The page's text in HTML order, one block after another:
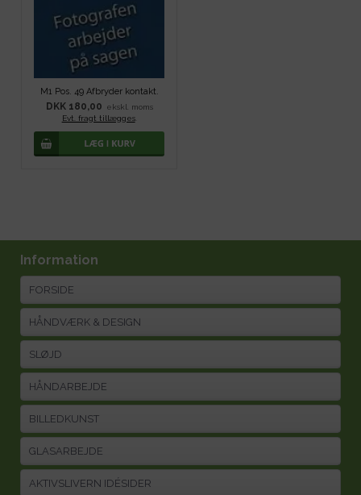
M1 Pos. 49 Afbryder kontakt.
DKK 180,00
ekskl. moms
Evt. fragt tillægges.
Information
FORSIDE
HÅNDVÆRK & DESIGN
SLØJD
HÅNDARBEJDE
BILLEDKUNST
GLASARBEJDE
AKTIVSLIVERN IDÉSIDER